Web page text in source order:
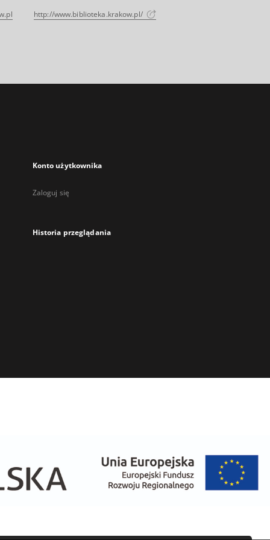
http://www.biblioteka.krakow.pl/
Konto użytkownika
Zaloguj się
Historia przeglądania